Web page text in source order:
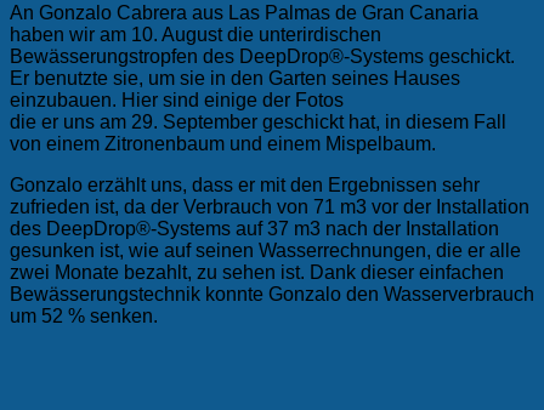
An Gonzalo Cabrera aus Las Palmas de Gran Canaria
haben wir am 10. August die unterirdischen
Bewässerungstropfen des DeepDrop®-Systems geschickt.
Er benutzte sie, um sie in den Garten seines Hauses
einzubauen. Hier sind einige der Fotos
die er uns am 29. September geschickt hat, in diesem Fall
von einem Zitronenbaum und einem Mispelbaum.
Gonzalo erzählt uns, dass er mit den Ergebnissen sehr
zufrieden ist, da der Verbrauch von 71 m3 vor der Installation
des DeepDrop®-Systems auf 37 m3 nach der Installation
gesunken ist, wie auf seinen Wasserrechnungen, die er alle
zwei Monate bezahlt, zu sehen ist. Dank dieser einfachen
Bewässerungstechnik konnte Gonzalo den Wasserverbrauch
um 52 % senken.